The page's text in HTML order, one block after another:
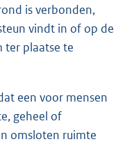
is verbonden,
vindt in of op de
ter plaatse te
een voor mensen
geheel of
omsloten ruimte